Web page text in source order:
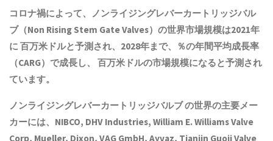
コロナ禍によって、ノンライジングレバーカートリッジバル
ブ（Non Rising Stem Gate Valves）の世界市場規模は2021年
に 百万米ドルと予測され、2028年まで、％の年間平均成長率
（CARG）で成長し、 百万米ドルの市場規模になると予測され
ています。
ノンライジングレバーカートリッジバルブ の世界の主要メー
カーには、NIBCO, DHV Industries, William E. Williams Valve
Corp, Mueller, Dixon, VAG GmbH, Ayvaz, Tianjin Guoji Valve